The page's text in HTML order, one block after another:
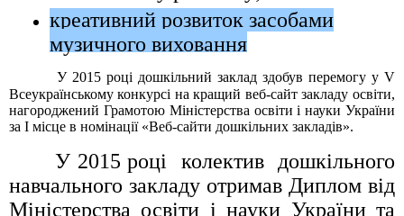
креативний розвиток засобами
музичного виховання
У 2015 році дошкільний заклад здобув перемогу у V
Всеукраїнському конкурсі на кращий веб-сайт закладу освіти,
нагороджений Грамотою Міністерства освіти і науки України
за І місце в номінації «Веб-сайти дошкільних закладів».
У 2015 році колектив дошкільного
навчального закладу отримав Диплом від
Міністерства освіти і науки України та